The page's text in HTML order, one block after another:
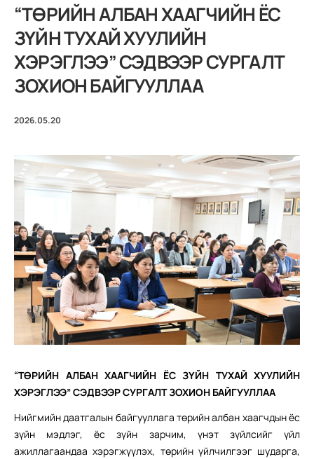
“ТӨРИЙН АЛБАН ХААГЧИЙН ЁС
ЗҮЙН ТУХАЙ ХУУЛИЙН
ХЭРЭГЛЭЭ” СЭДВЭЭР СУРГАЛТ
ЗОХИОН БАЙГУУЛЛАА
2026.05.20
“ТӨРИЙН АЛБАН ХААГЧИЙН ЁС ЗҮЙН ТУХАЙ ХУУЛИЙН
ХЭРЭГЛЭЭ” СЭДВЭЭР СУРГАЛТ ЗОХИОН БАЙГУУЛЛАА
Нийгмийн даатгалын байгууллага төрийн албан хаагчдын ёс
зүйн мэдлэг, ёс зүйн зарчим, үнэт зүйлсийг үйл
ажиллагаандаахэрэгжүүлэх, төрийн үйлчилгээг шударга,